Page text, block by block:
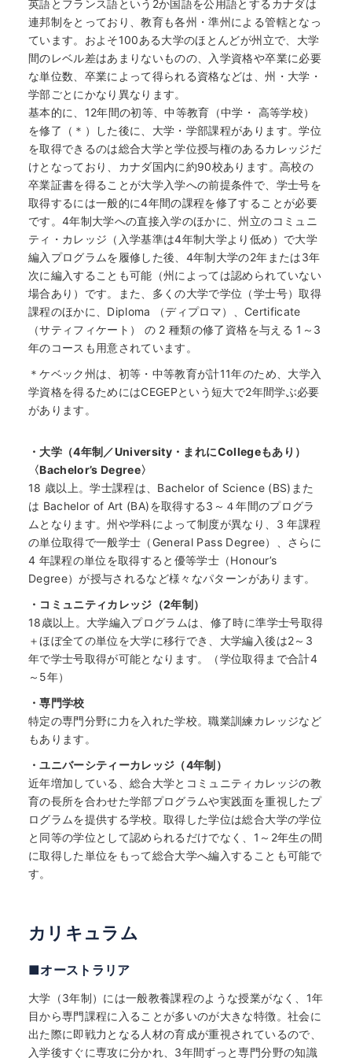
英語とフランス語という2か国語を公用語とするカナダは
連邦制をとっており、教育も各州・準州による管轄となっ
ています。およそ100ある大学のほとんどが州立で、大学
間のレベル差はあまりないものの、入学資格や卒業に必要
な単位数、卒業によって得られる資格などは、州・大学・
学部ごとにかなり異なります。
基本的に、12年間の初等、中等教育（中学・ 高等学校）
を修了（＊）した後に、大学・学部課程があります。学位
を取得できるのは総合大学と学位授与権のあるカレッジだ
けとなっており、カナダ国内に約90校あります。高校の
卒業証書を得ることが大学入学への前提条件で、学士号を
取得するには一般的に4年間の課程を修了することが必要
です。4年制大学への直接入学のほかに、州立のコミュニ
ティ・カレッジ（入学基準は4年制大学より低め）で大学
編入プログラムを履修した後、4年制大学の2年または3年
次に編入することも可能（州によっては認められていない
場合あり）です。また、多くの大学で学位（学士号）取得
課程のほかに、Diploma （ディプロマ）、Certificate
（サティフィケート） の 2 種類の修了資格を与える 1～3
年のコースも用意されています。
＊ケベック州は、初等・中等教育が計11年のため、大学入
学資格を得るためにはCEGEPという短大で2年間学ぶ必要
があります。
・大学（4年制／University・まれにCollegeもあり）
〈Bachelor’s Degree〉
18 歳以上。学士課程は、Bachelor of Science (BS)また
は Bachelor of Art (BA)を取得する3～４年間のプログラ
ムとなります。州や学科によって制度が異なり、3 年課程
の単位取得で一般学士（General Pass Degree）、さらに
4 年課程の単位を取得すると優等学士（Honour’s
Degree）が授与されるなど様々なパターンがあります。
・コミュニティカレッジ（2年制）
18歳以上。大学編入プログラムは、修了時に準学士号取得
＋ほぼ全ての単位を大学に移行でき、大学編入後は2～3
年で学士号取得が可能となります。（学位取得まで合計4
～5年）
・専門学校
特定の専門分野に力を入れた学校。職業訓練カレッジなど
もあります。
・ユニバーシティーカレッジ（4年制）
近年増加している、総合大学とコミュニティカレッジの教
育の長所を合わせた学部プログラムや実践面を重視したプ
ログラムを提供する学校。取得した学位は総合大学の学位
と同等の学位として認められるだけでなく、1～2年生の間
に取得した単位をもって総合大学へ編入することも可能で
す。
カリキュラム
■オーストラリア
大学（3年制）には一般教養課程のような授業がなく、1年
目から専門課程に入ることが多いのが大きな特徴。社会に
出た際に即戦力となる人材の育成が重視されているので、
入学後すぐに専攻に分かれ、3年間ずっと専門分野の知識